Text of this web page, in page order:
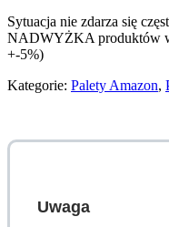
Sytuacja nie zdarza się
NADWYŻKA produktów
+-5%)
Kategorie: Palety Amazon,
Uwaga